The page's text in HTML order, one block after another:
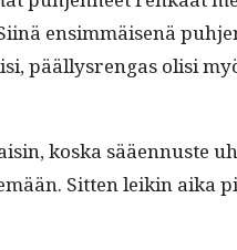
ensim­mäisenä
päällysren­gas olisi
kos­ka sääen­nuste
Sit­ten leikin aika